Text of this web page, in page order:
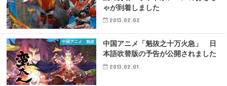
ゃが到着しました
2013.02.02
中国アニメ 魁拔
中国アニメ「魁抜之十万火急」 日
本語吹替版の予告が公開されました
2013.02.01